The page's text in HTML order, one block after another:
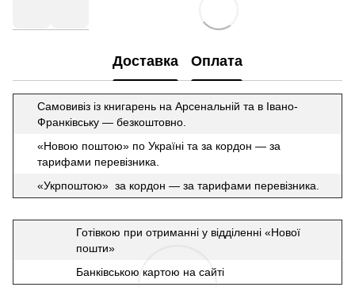
Доставка Оплата
Самовивіз із книгарень на Арсенальній та в Івано-
Франківську — безкоштовно.
«Новою поштою» по Україні та за кордон — за
тарифами перевізника.
«Укрпоштою» за кордон — за тарифами перевізника.
Готівкою при отриманні у відділенні «Нової
пошти»
Банківською картою на сайті